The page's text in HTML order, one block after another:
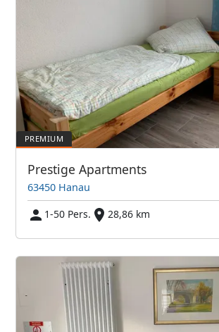
Prestige Apartments
63450 Hanau
1-50 Pers.
28,86 km